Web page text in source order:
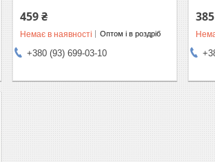
459 ₴
Немає в наявності Оптом і в роздріб
+380 (93) 699-03-10